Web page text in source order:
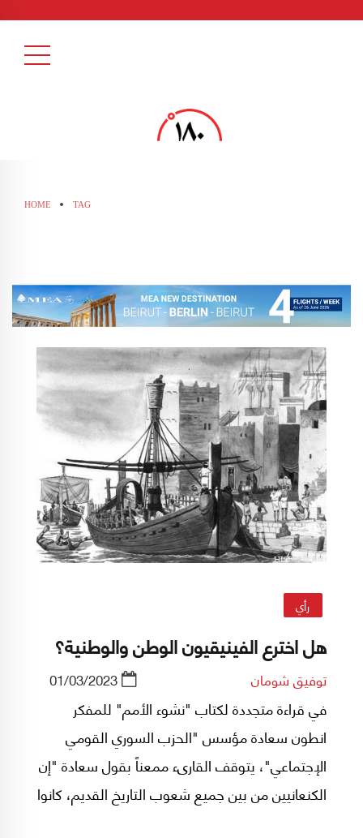
HOME TAG
رأي
هل اخترع الفينيقيون الوطن والوطنية؟
توفيق شومان 01/03/2023
في قراءة متجددة لكتاب "نشوء الأمم" للمفكر
انطون سعادة مؤسس "الحزب السوري القومي
الإجتماعي"، يتوقف القارىء ممعناً بقول سعادة "إن
الكنعانيين من بين جميع شعوب التاريخ القديم، كانوا